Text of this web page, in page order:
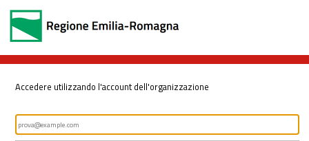
Accedere utilizzando l'account dell'organizzazione